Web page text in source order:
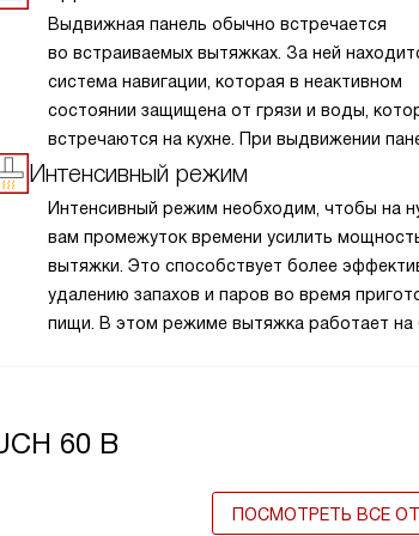
Выдвижная панель обычно встречается
во встраиваемых вытяжках. За ней
система навигации, которая в неактивном
состоянии защищена от грязи и воды,
встречаются на кухне. При выдвижении
увеличивает площадь всасывания, что
Интенсивный режим
Интенсивный режим необходим, чтобы на
вам промежуток времени усилить
вытяжки. Это способствует более
удалению запахов и паров во время
пищи. В этом режиме вытяжка работает на
соответствующей кнопки на панели
повышенную концентрацию запахов или
Интенсивный режим незаменим при готовке блюд,
60 B
ПОСМОТРЕТЬ ВСЕ